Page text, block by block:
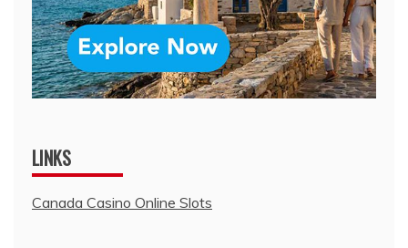
LINKS
Canada Casino Online Slots